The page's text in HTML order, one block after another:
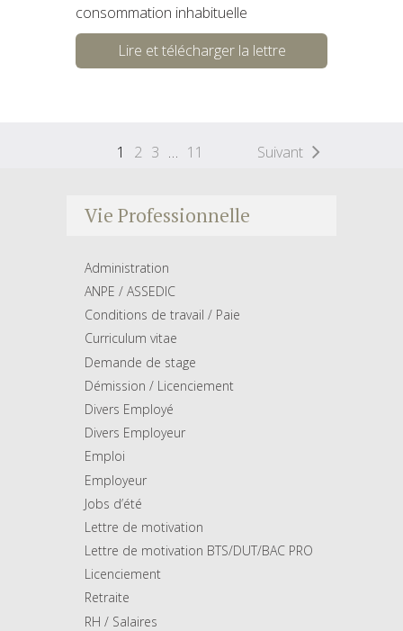
consommation inhabituelle
Lire et télécharger la lettre
1 2 3 … 11 Suivant
Vie Professionnelle
Administration
ANPE / ASSEDIC
Conditions de travail / Paie
Curriculum vitae
Demande de stage
Démission / Licenciement
Divers Employé
Divers Employeur
Emploi
Employeur
Jobs d’été
Lettre de motivation
Lettre de motivation BTS/DUT/BAC PRO
Licenciement
Retraite
RH / Salaires